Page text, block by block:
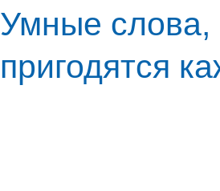
Умные слова,
пригодятся